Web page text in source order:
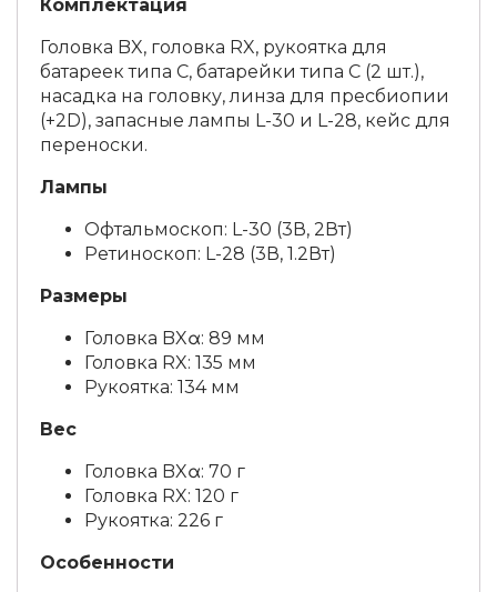
Комплектация
Головка BX, головка RX, рукоятка для
батареек типа C, батарейки типа C (2 шт.),
насадка на головку, линза для пресбиопии
(+2D), запасные лампы L-30 и L-28, кейс для
переноски.
Лампы
Офтальмоскоп: L-30 (3В, 2Вт)
Ретиноскоп: L-28 (3В, 1.2Вт)
Размеры
Головка BXα: 89 мм
Головка RX: 135 мм
Рукоятка: 134 мм
Вес
Головка BXα: 70 г
Головка RX: 120 г
Рукоятка: 226 г
Особенности